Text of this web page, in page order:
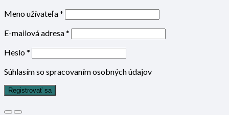
Meno užívateľa*
E-mailová adresa*
Heslo*
Súhlasím so spracovaním osobných údajov
Registrovať sa